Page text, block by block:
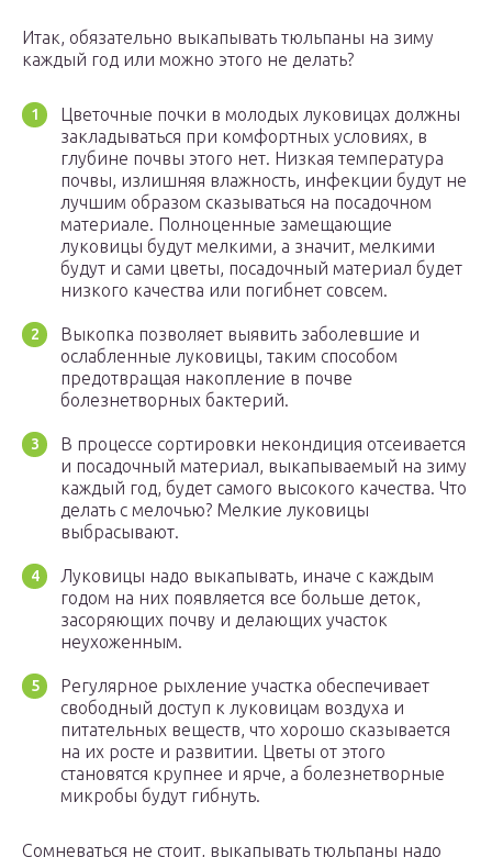
Итак, обязательно выкапывать тюльпаны на зиму
каждый год или можно этого не делать?
Цветочные почки в молодых луковицах должны
закладываться при комфортных условиях, в
глубине почвы этого нет. Низкая температура
почвы, излишняя влажность, инфекции будут не
лучшим образом сказываться на посадочном
материале. Полноценные замещающие
луковицы будут мелкими, а значит, мелкими
будут и сами цветы, посадочный материал будет
низкого качества или погибнет совсем.
Выкопка позволяет выявить заболевшие и
ослабленные луковицы, таким способом
предотвращая накопление в почве
болезнетворных бактерий.
В процессе сортировки некондиция отсеивается
и посадочный материал, выкапываемый на зиму
каждый год, будет самого высокого качества. Что
делать с мелочью? Мелкие луковицы
выбрасывают.
Луковицы надо выкапывать, иначе с каждым
годом на них появляется все больше деток,
засоряющих почву и делающих участок
неухоженным.
Регулярное рыхление участка обеспечивает
свободный доступ к луковицам воздуха и
питательных веществ, что хорошо сказывается
на их росте и развитии. Цветы от этого
становятся крупнее и ярче, а болезнетворные
микробы будут гибнуть.
Сомневаться не стоит, выкапывать тюльпаны надо